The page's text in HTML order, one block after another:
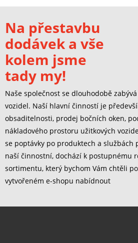
Na přestavbu
dodávek a vše
kolem jsme
tady my!
Naše společnost se dlouhodobě
vozidel. Naší hlavní činností je
obsaditelnosti, prodej bočních oken,
nákladového prostoru užitkových
se poptávky po produktech a službách
naší činnostní, dochází k postupnému
sortimentu, který bychom Vám chtěli
vytvořeném e-shopu nabídnout